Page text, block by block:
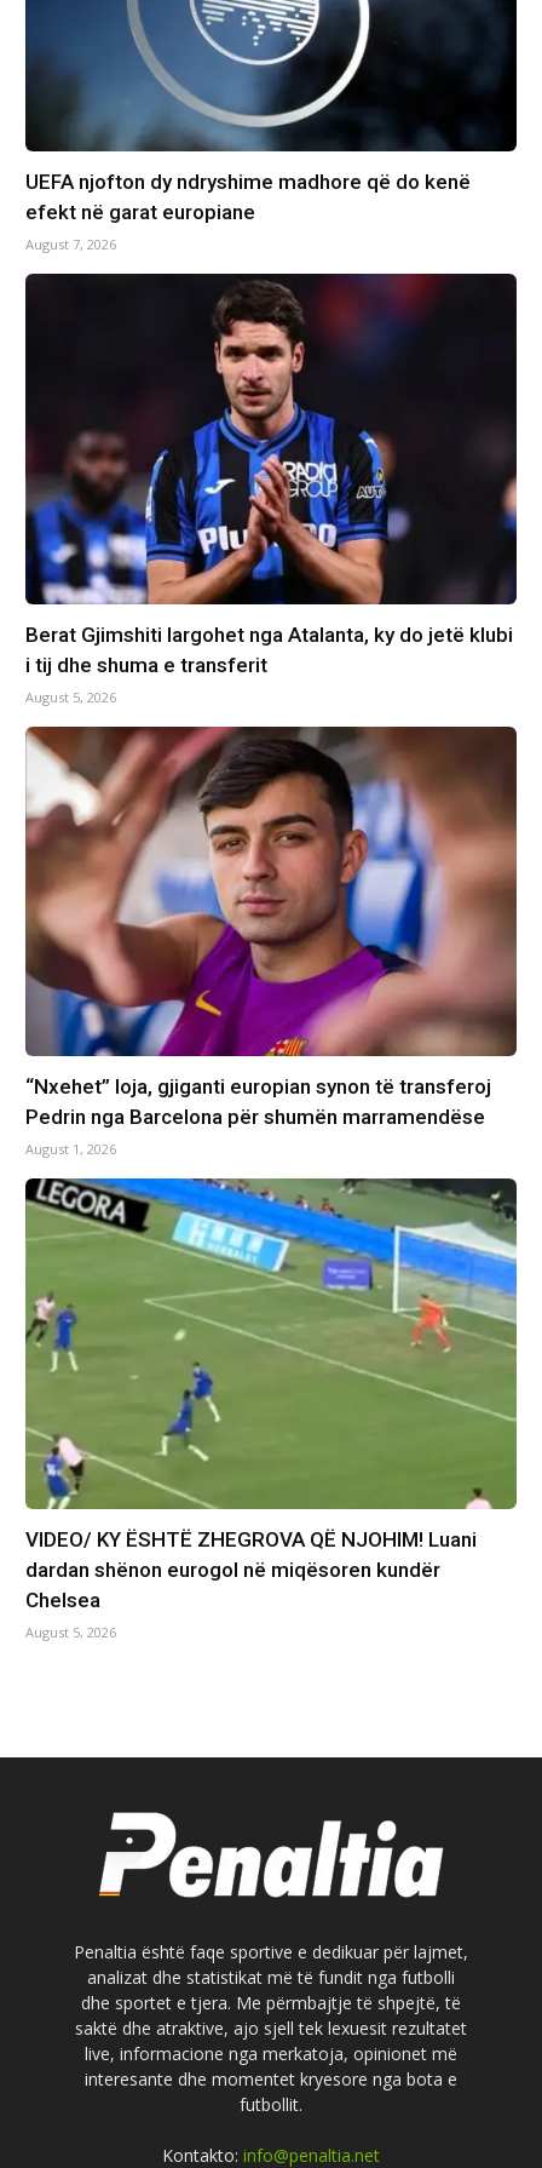
UEFA njofton dy ndryshime madhore që do kenë
efekt në garat europiane
August 7, 2026
Berat Gjimshiti largohet nga Atalanta, ky do jetë klubi
i tij dhe shuma e transferit
August 5, 2026
“Nxehet” loja, gjiganti europian synon të transferoj
Pedrin nga Barcelona për shumën marramendëse
August 1, 2026
VIDEO/ KY ËSHTË ZHEGROVA QË NJOHIM! Luani
dardan shënon eurogol në miqësoren kundër
Chelsea
August 5, 2026
Penaltia është faqe sportive e dedikuar për lajmet,
analizat dhe statistikat më të fundit nga futbolli
dhe sportet e tjera. Me përmbajtje të shpejtë, të
saktë dhe atraktive, ajo sjell tek lexuesit rezultatet
live, informacione nga merkatoja, opinionet më
interesante dhe momentet kryesore nga bota e
futbollit.
Kontakto: info@penaltia.net